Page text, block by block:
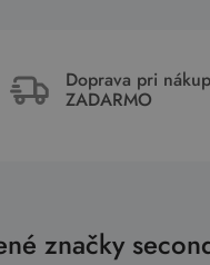
Doprava pri
ZADARMO
značky